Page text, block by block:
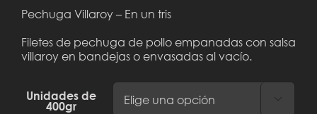
Pechuga Villaroy – En un tris
Filetes de pechuga de pollo empanadas con salsa
villaroy en bandejas o envasadas al vacío.
Unidades de
400gr
